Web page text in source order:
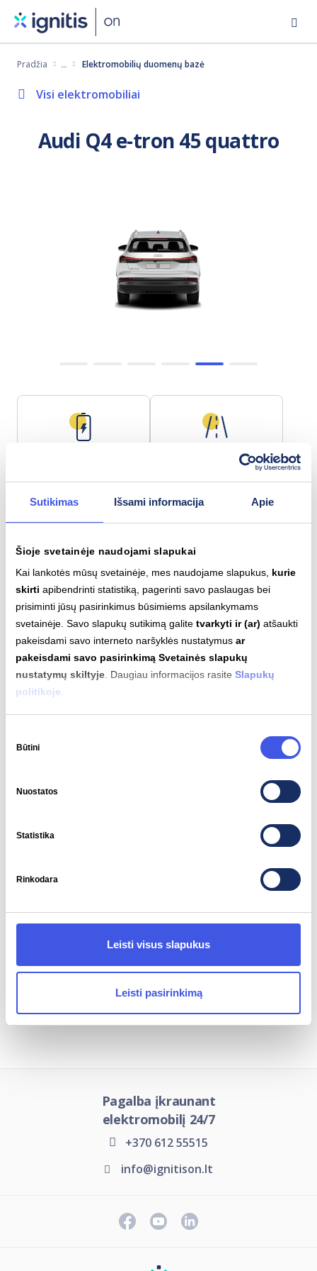
Sutikimas Išsami informacija Apie
Šioje svetainėje naudojami slapukai
Kai lankotės mūsų svetainėje, mes naudojame slapukus, kurie
skirti apibendrinti statistiką, pagerinti savo paslaugas bei
prisiminti jūsų pasirinkimus būsimiems apsilankymams
svetainėje. Savo slapukų sutikimą galitetvarkyti ir (ar) atšaukti
pakeisdami savo interneto naršyklės nustatymusar
pakeisdami savo pasirinkimą Svetainės slapukų
nustatymų skiltyje. Daugiau informacijos rasiteSlapukų
politikoje.
pasirinkimas
Būtini
Nuostatos
Statistika
Rinkodara
Leisti visus slapukus
Leisti pasirinkimą
turinįPradžia Elektromobilių duomenų bazė
Visi elektromobiliai
Audi Q4 e-tron 45 quattro
Maks. nuotolis
Lėtas įkrovimas (AC)
Type 2
11kW
Greitas įkrovimas (DC)
CCS
175kW
Variklio galia
Įkrovimo jungčių tipai
Įkrovimo stotelių tipai
Pagalba įkraunant
elektromobilį 24/7
+370 612 55515
info@ignitison.lt